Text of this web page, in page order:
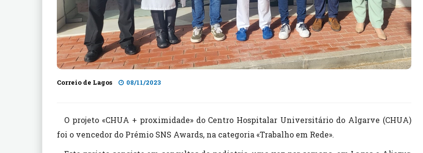
Correio de Lagos 08/11/2023
O projeto «CHUA + proximidade» do Centro Hospitalar Universitário do Algarve (CHUA)
foi o vencedor do Prémio SNS Awards, na categoria «Trabalho em Rede».